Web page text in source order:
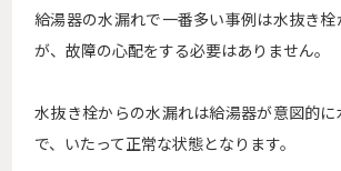
給湯器の水漏れで一番多い事例は水抜き
が、故障の心配をする必要はありません。
水抜き栓からの水漏れは給湯器が意図的に
で、いたって正常な状態となります。